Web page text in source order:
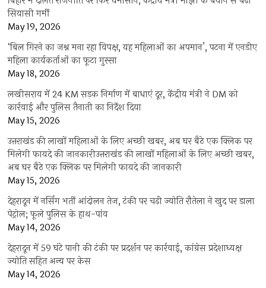
सियासी गर्मी
May 19, 2026
‘बिल गिरने का जश्न मना रहा विपक्ष, यह महिलाओं का अपमान’, पटना में एनडीए
महिला कार्यकर्ताओं का फूटा गुस्सा
May 18, 2026
लखीसराय में 24 KM सड़क निर्माण में बाधाएं दूर, केंद्रीय मंत्री ने DM को
कार्रवाई और पुलिस तैनाती का निर्देश दिया
May 15, 2026
उत्तराखंड की लाखों महिलाओं के लिए अच्छी खबर, अब घर बैठे एक क्लिक पर
मिलेगी फायदे की जानकारीउत्तराखंड की लाखों महिलाओं के लिए अच्छी खबर,
अब घर बैठे एक क्लिक पर मिलेगी फायदे की जानकारी
May 15, 2026
देहरादून में नर्सिंग भर्ती आंदोलन तेज, टंकी पर चढ़ी ज्योति रौतेला ने खुद पर डाला
पेट्रोल; फूले पुलिस के हाथ-पांव
May 14, 2026
देहरादून में 59 घंटे पानी की टंकी पर प्रदर्शन पर कार्रवाई, कांग्रेस प्रदेशाध्यक्ष
ज्योति सहित अन्य पर केस
May 14, 2026